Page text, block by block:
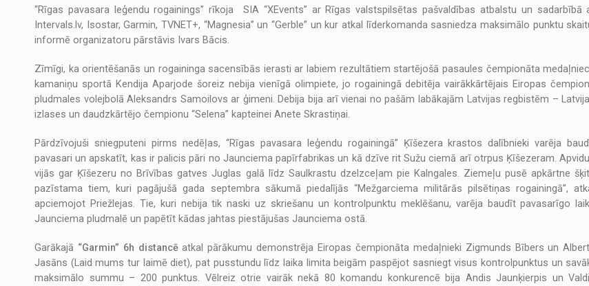
“Rīgas pavasara leģendu rogainings” rīkoja SIA “XEvents” ar Rīgas valstspilsētas pašvaldības atbalstu un sadarbībā
Intervals.lv, Isostar, Garmin, TVNET+, “Magnesia” un “Gerble” un kur atkal līderkomanda sasniedza maksimālo punktu
informē organizatoru pārstāvis Ivars Bācis.
Zīmīgi, ka orientēšanās un rogaininga sacensībās ierasti ar labiem rezultātiem startējošā pasaules čempionāta
kamaniņu sportā Kendija Aparjode šoreiz nebija vienīgā olimpiete, jo rogainingā debitēja vairākkārtējais Eiropas
pludmales volejbolā Aleksandrs Samoilovs ar ģimeni. Debija bija arī vienai no pašām labākajām Latvijas regbistēm –
izlases un daudzkārtējo čempionu “Selena” kapteinei Anete Skrastiņai.
Pārdzīvojuši sniegputeni pirms nedēļas, “Rīgas pavasara leģendu rogainingā” Ķīšezera krastos dalībnieki varēja
pavasari un apskatīt, kas ir palicis pāri no Jaunciema papīrfabrikas un kā dzīve rit Sužu ciemā arī otrpus Ķīšezeram.
vijās gar Ķīšezeru no Brīvības gatves Juglas galā līdz Saulkrastu dzelzceļam pie Kalngales. Ziemeļu pusē apkārtne
pazīstama tiem, kuri pagājušā gada septembra sākumā piedalījās “Mežgarciema militārās pilsētiņas rogainingā”,
apciemojot Priežlejas. Tie, kuri nebija tik naski uz skriešanu un kontrolpunktu meklēšanu, varēja baudīt pavasarīgo
Jaunciema pludmalē un papētīt kādas jahtas piestājušas Jaunciema ostā.
Garākajā “Garmin” 6h distancēatkal pārākumu demonstrēja Eiropas čempionāta medaļnieki Zigmunds Bībers un
Jasāns (Laid mums tur laimē diet), pat pusstundu līdz laika limita beigām paspējot sasniegt visus kontrolpunktus un
maksimālo summu – 200 punktus. Vēlreiz otrie vairāk nekā 80 komandu konkurencē bija Andis Jaunķierpis un